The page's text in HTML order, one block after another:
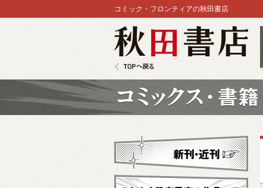
コミック・フロンティアの秋田書店
新刊・近刊